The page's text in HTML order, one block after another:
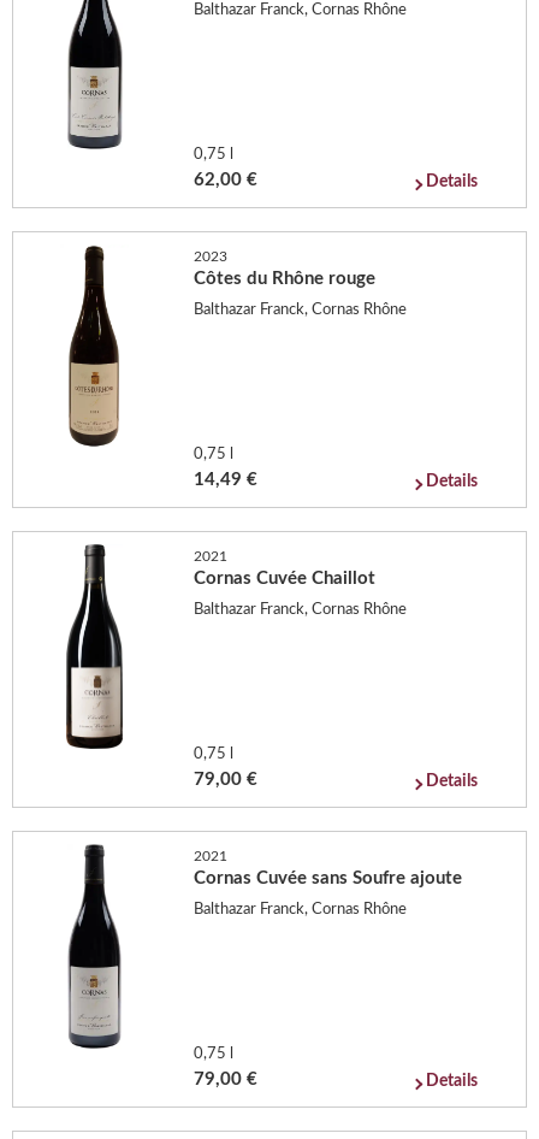
Balthazar Franck, Cornas Rhône
0,75 l
62,00 € Details
2023
Côtes du Rhône rouge
Balthazar Franck, Cornas Rhône
0,75 l
14,49 € Details
2021
Cornas Cuvée Chaillot
Balthazar Franck, Cornas Rhône
0,75 l
79,00 € Details
2021
Cornas Cuvée sans Soufre ajoute
Balthazar Franck, Cornas Rhône
0,75 l
79,00 € Details